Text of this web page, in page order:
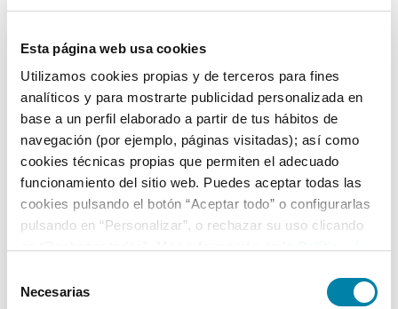
Esta página web usa cookies
Utilizamos cookies propias y de terceros para fines
analíticos y para mostrarte publicidad personalizada en
base a un perfil elaborado a partir de tus hábitos de
navegación (por ejemplo, páginas visitadas); así como
cookies técnicas propias que permiten el adecuado
funcionamiento del sitio web. Puedes aceptar todas las
cookies pulsando el botón “Aceptar todo” o configurarlas
pulsando en “Personalizar”, o rechazar su uso clicando
Necesarias